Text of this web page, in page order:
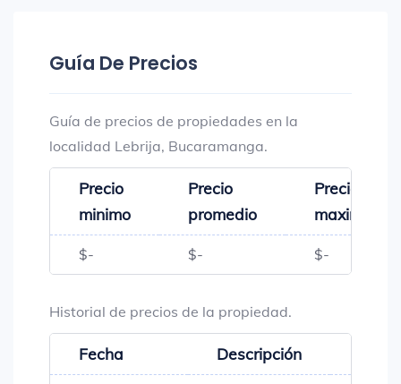
Guía De Precios
Guía de precios de propiedades en la
localidad Lebrija, Bucaramanga.
Precio
minimo
Precio
promedio
Precio
maximo
$- $- $-
Historial de precios de la propiedad.
Fecha Descripción